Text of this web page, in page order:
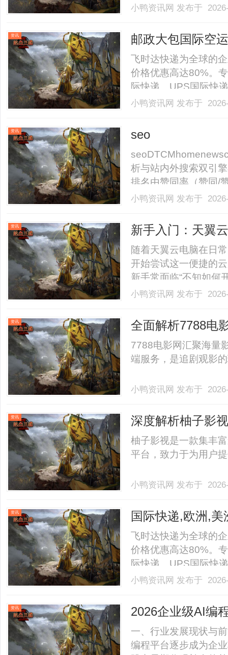
小鸭资讯网 发布于
资讯
邮政大包国际空
大包不计尺寸按
飞时达快递为全球的
价格优惠高达80%。
际快递、UPS国际快
SAL、海运水陆路业
小鸭资讯网 发布于
资讯 seo
析与站内外搜索双引
排名由赞同率（赞同/
率的低赞回答可超越
小鸭资讯网 发布于
资讯 新手入门：天翼
随着天翼云电脑在日
开始尝试这一便捷的
新手常面临“不知如何
到客户端下载入口、
用技巧，只要掌握核
小鸭资讯网 发布于
资讯 全面解析7788电
7788电影网汇聚海量
端服务，是追剧观影
小鸭资讯网 发布于
资讯 深度解析柚子影
柚子影视是一款集丰
平台，致力于为用户
小鸭资讯网 发布于
资讯
国际快递,欧洲,
非洲.东南亚促销
飞时达快递为全球的
价格优惠高达80%。
际快递、UPS国际快
SAL、海运水陆路业
国际快递运输文件货
小鸭资讯网 发布于
资讯
2026企业级AI编
平台对比盘点
一、行业发展现状与
编程平台逐步成为企